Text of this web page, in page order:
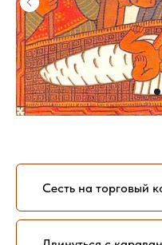
Сесть на торговый